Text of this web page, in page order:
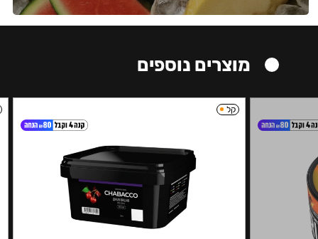
מוצרים נוספים
קל